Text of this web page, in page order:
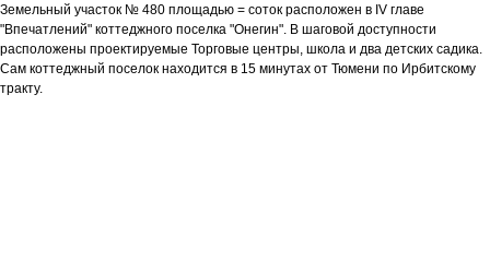
Земельный участок № 480 площадью = соток расположен в IV главе
"Впечатлений" коттеджного поселка "Онегин". В шаговой доступности
расположены проектируемые Торговые центры, школа и два детских садика.
Сам коттеджный поселок находится в 15 минутах от Тюмени по Ирбитскому
тракту.